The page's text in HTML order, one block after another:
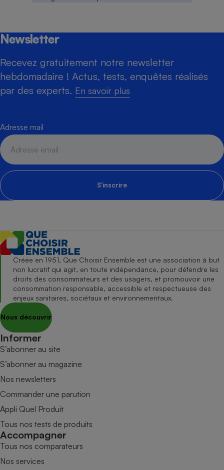
Newsletter
Recevez gratuitement notre newsletter
hebdomadaire ! Actus, tests, enquêtes réalisés
par des experts. En savoir plus
Adresse mail
S'inscrire
Créée en 1951, Que Choisir Ensemble est une association à but
non lucratif qui agit, en toute indépendance, pour défendre les
droits des consommateurs et des usagers, et promouvoir une
consommation responsable, accessible et respectueuse des
enjeux sanitaires, sociétaux et environnementaux.
Nous découvrir
Informer
S’abonner au site
S’abonner au magazine
Nos newsletters
Commander une parution
Appli Quel Produit
Tous nos tests de produits
Accompagner
Tous nos comparateurs
Nos services